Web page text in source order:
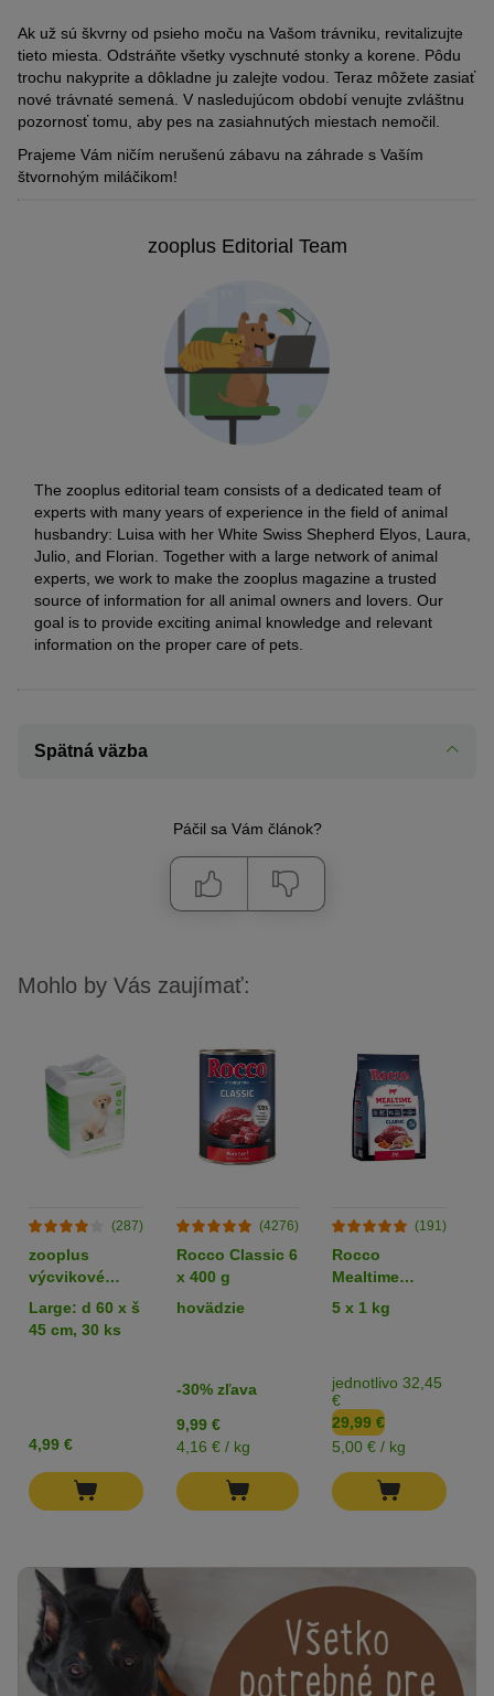
Ak už sú škvrny od psieho moču na Vašom trávniku, revitalizujte
tieto miesta. Odstráňte všetky vyschnuté stonky a korene. Pôdu
trochu nakyprite a dôkladne ju zalejte vodou. Teraz môžete zasiať
nové trávnaté semená. V nasledujúcom období venujte zvláštnu
pozornosť tomu, aby pes na zasiahnutých miestach nemočil.
Prajeme Vám ničím nerušenú zábavu na záhrade s Vaším
štvornohým miláčikom!
zooplus Editorial Team
The zooplus editorial team consists of a dedicated team of
experts with many years of experience in the field of animal
husbandry: Luisa with her White Swiss Shepherd Elyos, Laura,
Julio, and Florian. Together with a large network of animal
experts, we work to make the zooplus magazine a trusted
source of information for all animal owners and lovers. Our
goal is to provide exciting animal knowledge and relevant
information on the proper care of pets.
Spätná väzba
Páčil sa Vám článok?
Mohlo by Vás zaujímať:
(287)
zooplus
výcvikové
podložky pre
šteňatá
Large: d 60 x š
45 cm, 30 ks
4,99 €
(4276)
Rocco Classic 6
x 400 g
hovädzie
-30% zľava
9,99 €
4,16 € / kg
(191)
Rocco
Mealtime
hovädzie
5 x 1 kg
jednotlivo 32,45
€
29,99 €
5,00 € / kg